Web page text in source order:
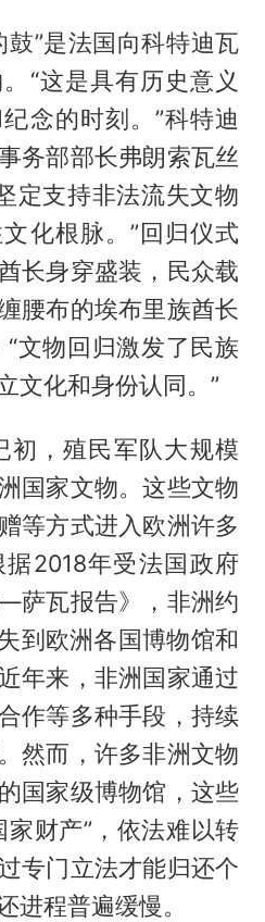
鼓”是法国向科特迪瓦
“这是具有历史意义
念的时刻。”科特迪
务部部长弗朗索瓦丝
定支持非法流失文物
化根脉。”回归仪式
长身穿盛装，民众载
腰布的埃布里族酋长
文物回归激发了民族
文化和身份认同。”
初，殖民军队大规模
国家文物。这些文物
等方式进入欧洲许多
2018年受法国政府
萨瓦报告》，非洲约
到欧洲各国博物馆和
年来，非洲国家通过
作等多种手段，持续
然而，许多非洲文物
国家级博物馆，这些
家财产”，依法难以转
专门立法才能归还个
进程普遍缓慢。